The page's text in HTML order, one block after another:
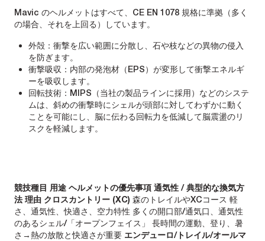
Mavic のヘルメットはすべて、CE EN 1078 規格に準拠（多く
の場合、それを上回る）しています。
外殻：衝撃を広い範囲に分散し、石や枝などの異物の侵入
を防ぎます。
衝撃吸収：内部の発泡材（EPS）が変形して衝撃エネルギ
ーを吸収します。
回転技術：MIPS（当社の製品ラインに採用）などのシステ
ムは、斜めの衝撃時にシェルが頭部に対してわずかに動く
ことを可能にし、脳に伝わる回転力を低減して脳震盪のリ
スクを軽減します。
競技種目 用途 ヘルメットの優先事項 通気性 / 典型的な換気方
法 理由 クロスカントリー (XC) 森のトレイルやXCコース 軽
さ、通気性、快適さ、空力特性 多くの開口部/通気口、通気性
のあるシェル/「オープンフェイス」 長時間の運動、登り、暑
さ→熱の放散と快適さが重要 エンデューロ/トレイル/オールマ